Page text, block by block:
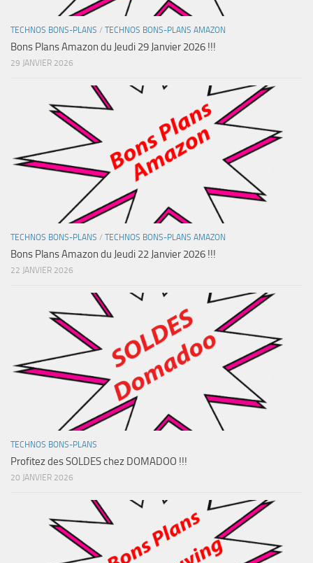
TECHNOS BONS-PLANS / TECHNOS BONS-PLANS AMAZON
Bons Plans Amazon du Jeudi 29 Janvier 2026 !!!
29 JANVIER 2026
TECHNOS BONS-PLANS / TECHNOS BONS-PLANS AMAZON
Bons Plans Amazon du Jeudi 22 Janvier 2026 !!!
22 JANVIER 2026
TECHNOS BONS-PLANS
Profitez des SOLDES chez DOMADOO !!!
20 JANVIER 2026